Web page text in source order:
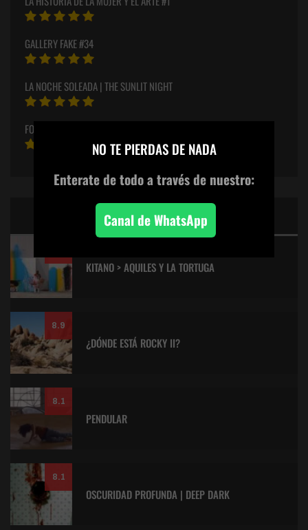
GALLERY FAKE #34
LA NOCHE SOLEADA | THE SUNLIT NIGHT
FOTOS OBSCENAS | DIRTY PICTURES
CINE: TOP 5 DE LALULULA
KITANO > AQUILES Y LA TORTUGA
8.9
¿DÓNDE ESTÁ ROCKY II?
8.1
PENDULAR
8.1
OSCURIDAD PROFUNDA | DEEP DARK
NO TE PIERDAS DE NADA
Enterate de todoa través de nuestro:
Canal de WhatsApp